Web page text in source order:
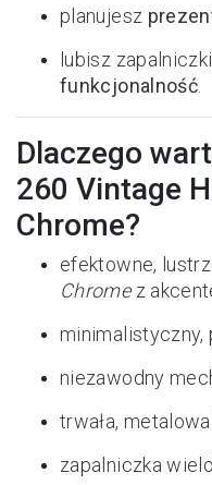
planujesz
lubisz
funkcjonalność.
Dlaczego
260 Vintage
Chrome?
efektowne,
Chromez
minimalistyczny,
niezawodny
trwała,
zapalniczka